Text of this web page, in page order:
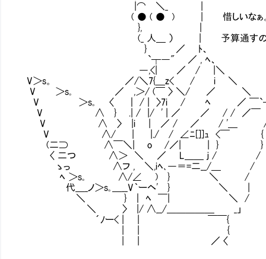
|⌒ ＼_ |
( ● ( ● ) | 惜しいなぁ。あと1年早く
}, |
(_ 人＿ ） | 予算通すのも簡単だ
} ／ ﾄ、
`┬―" ／ , ﾍ、
―,<| ／ / |＼
V＞s。 ／/＼7{＿z< / i ＼
V ＞s｡ ／ ,＞/ (￣ 〉 ＼/ ／ ＼
V ＞s｡ 〈 ｜ / | 〉7i / ﾍ ／ ￣
V ∧ } .| / |/ ' | ／ ／ / / ／￣
V ∧ 〉 |i | ／ / ／ / '＿
V ∧/ | |./ / ∠ﾆ[]]ｭ <￣ {
(二⊃ ∧￣＼| o /／| | } }
〈 二つ ∧＞ ＼ ／ L＿＿ ｊ / /
ゝっ ∧フ , ＼,iﾍ､―＝=二__/＿ /
ﾍ ＞s｡ ∧/∠ ) } ＼ /
代＿_ノ＞s｡＿__V｀ーヘ' } ＼ |
＼ } ｜ ﾍ ￣| ＼ /
＼ 〉 |/ ∧__/＿＿＿＿＿ _」
´ﾉー< | | ￣￣{
| | {
| | ／ 〈